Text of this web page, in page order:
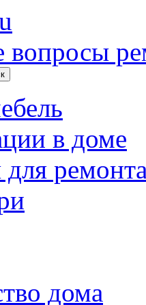
вопросы
в доме
дома